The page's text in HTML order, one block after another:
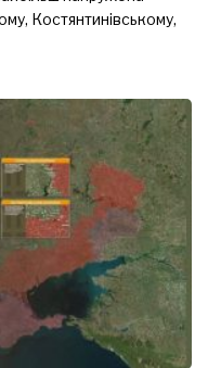
Костянтинівському,